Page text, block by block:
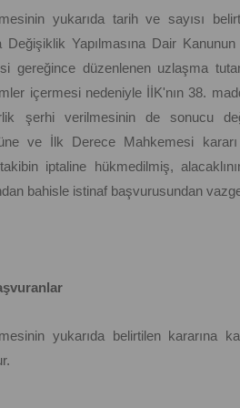
yukarıda tarih ve sayısı
Değişiklik Yapılmasına Dair
gereğince düzenlenen uzlaşma
içermesi nedeniyle İİK'nın 38.
şerhi verilmesinin de sonucu
ve İlk Derece Mahkemesi
iptaline hükmedilmiş,
bahisle istinaf başvurusundan
yukarıda belirtilen kararına